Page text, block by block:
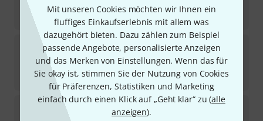
Mit unseren Cookies möchten wir Ihnen ein
fluffiges Einkaufserlebnis mit allem was
dazugehört bieten. Dazu zählen zum Beispiel
passende Angebote, personalisierte Anzeigen
und das Merken von Einstellungen. Wenn das für
Sie okay ist, stimmen Sie der Nutzung von Cookies
für Präferenzen, Statistiken und Marketing
einfach durch einen Klick auf „Geht klar“ zu (alle
anzeigen).
Sofort lieferbar
549 €
10MFAN Showtime Tenor Sax 7*
Sofort lieferbar
549 €
10MFANTenor Octagon Cabernet 8*